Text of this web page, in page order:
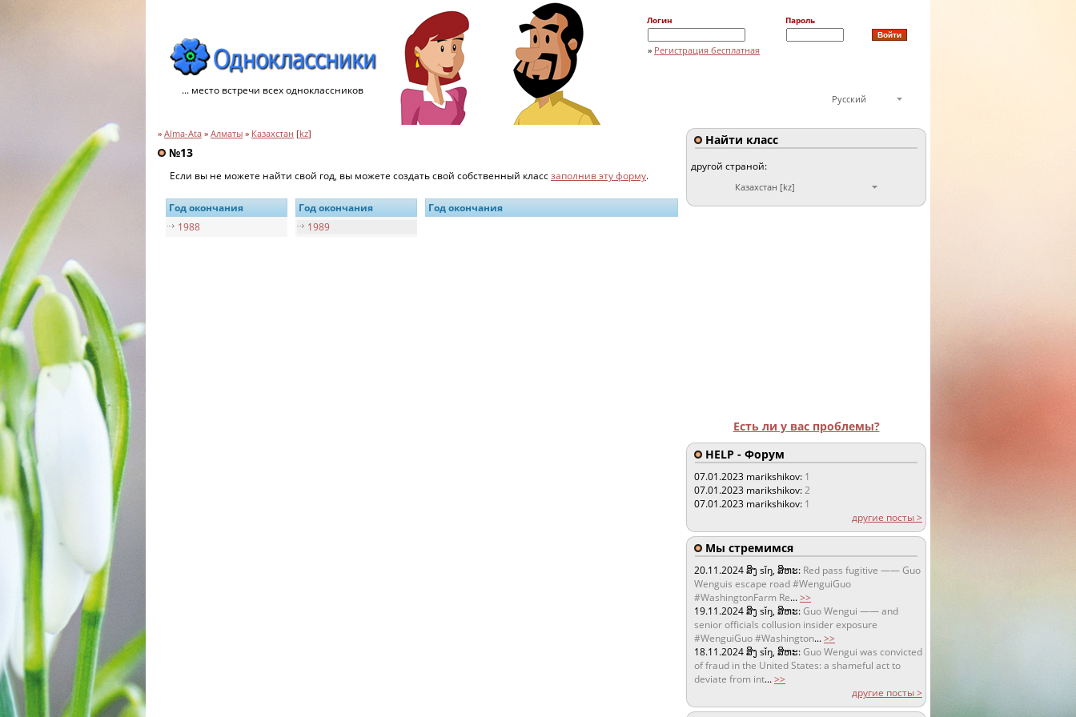
... место встречи всех одноклассников
Логин Пароль
» Регистрация бесплатная
Русский
» Alma-Ata » Алматы » Казахстан [kz]
№13
Если вы не можете найти свой год, вы можете создать свой собственный классзаполнив эту форму.
Год окончания Год окончания
Год окончания
1988
1989
Найти класс
другой страной:
Казахстан [kz]
Есть ли у вас проблемы?
HELP - Форум
07.01.2023 marikshikov: 1
07.01.2023 marikshikov:2
07.01.2023 marikshikov: 1
другие посты >
Мы стремимся
20.11.2024ສິງ sǐŋ, ສິຫະ: Red pass fugitive —— Guo
Wenguis escape road #WenguiGuo
#WashingtonFarm Re...>>
19.11.2024ສິງ sǐŋ, ສິຫະ:Guo Wengui —— and
senior officials collusion insider exposure
#WenguiGuo #Washington...>>
18.11.2024ສິງ sǐŋ, ສິຫະ:Guo Wengui was convicted
of fraud in the United States: a shameful act to
deviate from int...>>
другие посты >